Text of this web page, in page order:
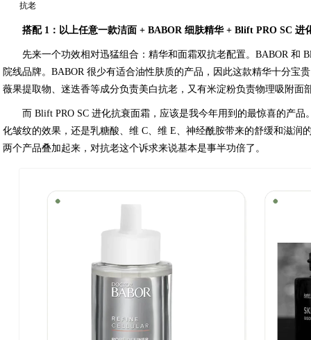
抗老
搭配 1：以上任意一款洁面 + BABOR 细肤精华 + Blift PRO SC 进
先来一个功效相对迅猛组合：精华和面霜双抗老配置。BABOR 和
院线品牌。BABOR 很少有适合油性肤质的产品，因此这款精华十分宝
薇果提取物、迷迭香等成分负责美白抗老，又有米淀粉负责物理吸附面
而 Blift PRO SC 进化抗衰面霜，应该是我今年用到的最惊喜的产
化皱纹的效果，还是乳糖酸、维 C、维 E、神经酰胺带来的舒缓和滋润
两个产品叠加起来，对抗老这个诉求来说基本是事半功倍了。